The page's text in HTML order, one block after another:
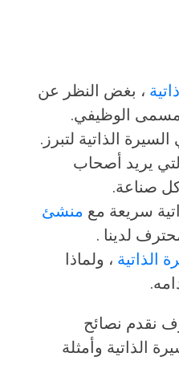
، بغض النظر عن
الوظيفي.
الذاتية لتبرز.
يريد أصحاب
صناعة.
سريعة مع منشئ
لدينا .
الذاتية ، ولماذا
نقدم نصائح
الذاتية وأمثلة